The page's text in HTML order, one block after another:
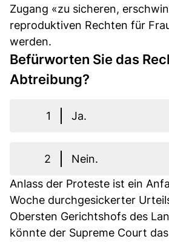
Zugang «zu sicheren,
reproduktiven Rechten für
werden.
Befürworten Sie das
Abtreibung?
1 Ja.
2
Nein.
Anlass der Proteste ist ein
Woche durchgesickerter
Obersten Gerichtshofs des
könnte der Supreme Court